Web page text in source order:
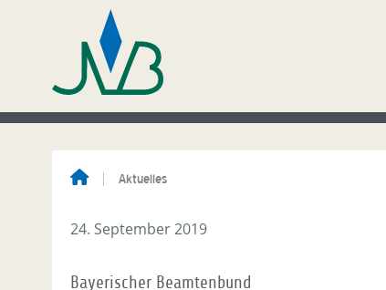
Aktuelles
24. September 2019
Bayerischer Beamtenbund